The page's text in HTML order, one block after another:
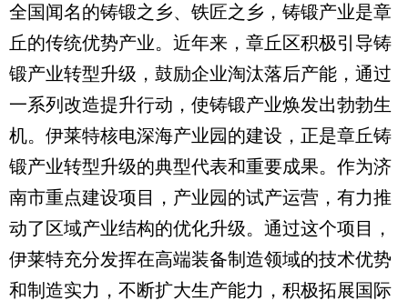
全国闻名的铸锻之乡、铁匠之乡，铸锻产业是章
丘的传统优势产业。近年来，章丘区积极引导铸
锻产业转型升级，鼓励企业淘汰落后产能，通过
一系列改造提升行动，使铸锻产业焕发出勃勃生
机。伊莱特核电深海产业园的建设，正是章丘铸
锻产业转型升级的典型代表和重要成果。作为济
南市重点建设项目，产业园的试产运营，有力推
动了区域产业结构的优化升级。通过这个项目，
伊莱特充分发挥在高端装备制造领域的技术优势
和制造实力，不断扩大生产能力，积极拓展国际